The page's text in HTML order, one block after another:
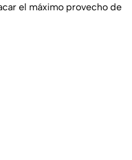
el máximo provecho de